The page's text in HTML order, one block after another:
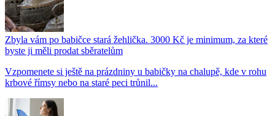
Zbyla vám po babičce stará žehlička. 3000 Kč je minimum, za které
byste ji měli prodat sběratelům
Vzpomenete si ještě na prázdniny u babičky na chalupě, kde v rohu
krbové římsy nebo na staré peci trůnil...